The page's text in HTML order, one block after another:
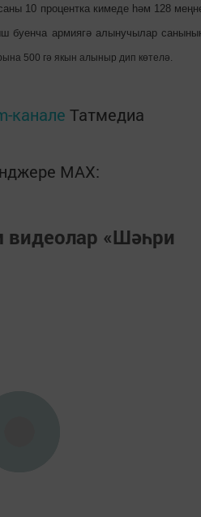
10 процентка кимеде һәм 128
буенча армиягә алынучылар
500 гә якын алыныр дип көтелә.
канале Татмедиа
MАХ:
«Шәһри